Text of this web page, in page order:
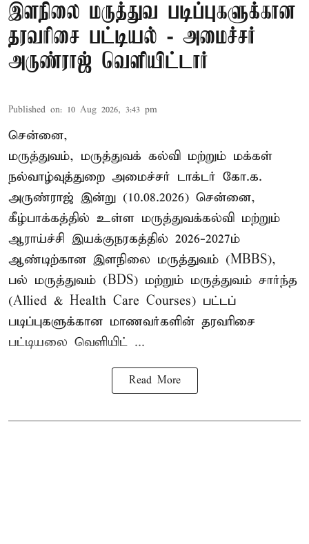
இளநிலை மருத்துவ படிப்புகளுக்கான
தரவரிசை பட்டியல் - அமைச்சர்
அருண்ராஜ் வெளியிட்டார்
Published on: 10 Aug 2026, 3:43 pm
சென்னை,
மருத்துவம், மருத்துவக் கல்வி மற்றும் மக்கள்
நல்வாழ்வுத்துறை அமைச்சர் டாக்டர் கோ.க.
அருண்ராஜ் இன்று (10.08.2026) சென்னை,
கீழ்பாக்கத்தில் உள்ள மருத்துவக்கல்வி மற்றும்
ஆராய்ச்சி இயக்குநரகத்தில் 2026-2027ம்
ஆண்டிற்கான இளநிலை மருத்துவம் (MBBS),
பல் மருத்துவம் (BDS) மற்றும் மருத்துவம் சார்ந்த
(Allied & Health Care Courses) பட்டப்
படிப்புகளுக்கான மாணவர்களின் தரவரிசை
பட்டியலை வெளியிட் ...
Read More